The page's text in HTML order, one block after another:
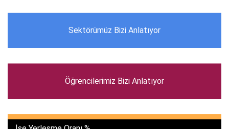
Sektörümüz Bizi Anlatıyor
Öğrencilerimiz Bizi Anlatıyor